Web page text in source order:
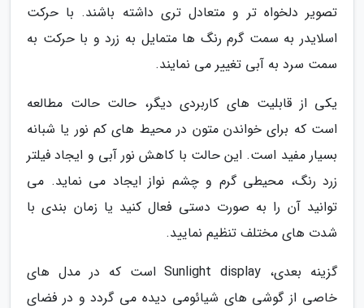
تصویر دلخواه تر و متعادل تری داشته باشند. با حرکت
اسلایدر به سمت گرم رنگ ها متمایل به زرد و با حرکت به
سمت سرد به آبی تغییر می نمایند.
یکی از قابلیت های کاربردی دیگر، حالت حالت مطالعه
است که برای خواندن متون در محیط های کم نور یا شبانه
بسیار مفید است. این حالت با کاهش نور آبی و ایجاد فیلتر
زرد رنگ، محیطی گرم و چشم نواز ایجاد می نماید. می
توانید آن را به صورت دستی فعال کنید یا زمان بندی با
شدت های مختلف تنظیم نمایید.
گزینه بعدی، Sunlight display است که در مدل های
خاصی از گوشی های شیائومی دیده می گردد و در فضای